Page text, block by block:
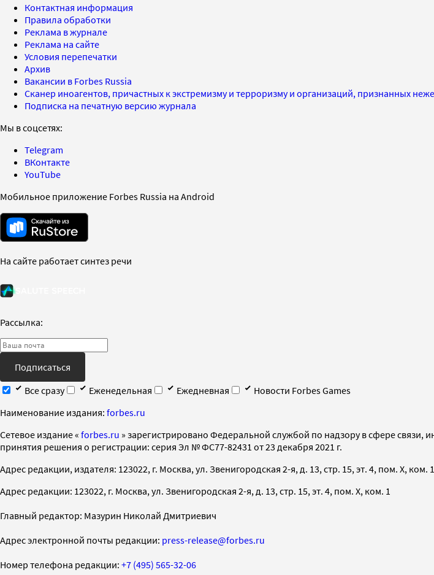
Контактная информация
Правила обработки
Реклама в журнале
Реклама на сайте
Условия перепечатки
Архив
Вакансии в Forbes Russia
Сканер иноагентов, причастных к экстремизму и терроризму и организаций, признанных
Подписка на печатную версию журнала
Мы в соцсетях:
Telegram
ВКонтакте
YouTube
Мобильное приложение Forbes Russia на Android
На сайте работает синтез речи
Рассылка:
Подписаться
Все сразу
Еженедельная Ежедневная
Новости Forbes Games
Наименование издания: forbes.ru
Cетевое издание « forbes.ru » зарегистрировано Федеральной службой по надзору в сфере
принятия решения о регистрации: серия Эл № ФС77-82431 от 23 декабря 2021 г.
Адрес редакции, издателя: 123022, г. Москва, ул. Звенигородская 2-я, д. 13, стр. 15, эт. 4, пом. X, ком. 1
Адрес редакции: 123022, г. Москва, ул. Звенигородская 2-я, д. 13, стр. 15, эт. 4, пом. X, ком. 1
Главный редактор: Мазурин Николай Дмитриевич
Адрес электронной почты редакции: press-release@forbes.ru
Номер телефона редакции: +7 (495) 565-32-06